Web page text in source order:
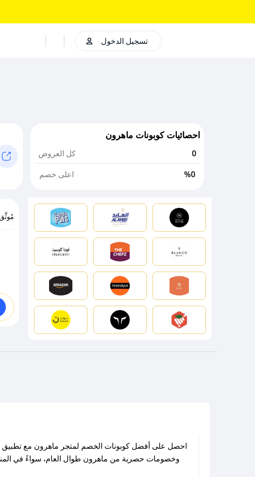
تسجيل الدخول
احصائيات كوبونات ماهرون
كل العروض
0
اعلى خصم
%0
احصل على أفضل كوبونات الخصم لمتجر ماهرون مع
وخصومات حصرية من ماهرون طوال العام، سواءً في